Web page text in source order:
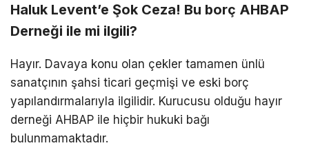
Haluk Levent’e Şok Ceza! Bu borç AHBAP
Derneği ile mi ilgili?
Hayır. Davaya konu olan çekler tamamen ünlü
sanatçının şahsi ticari geçmişi ve eski borç
yapılandırmalarıyla ilgilidir. Kurucusu olduğu hayır
derneği AHBAP ile hiçbir hukuki bağı
bulunmamaktadır.